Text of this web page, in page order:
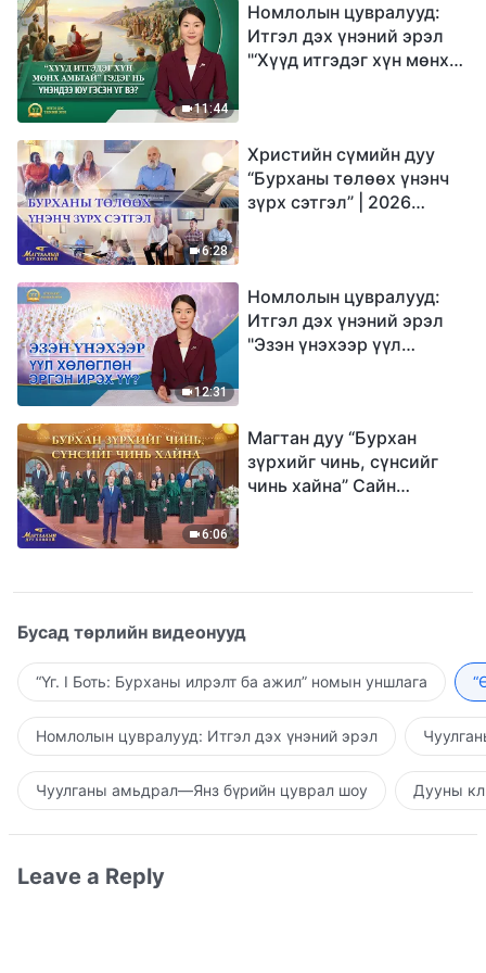
11:44
Номлолын цувралууд:
Итгэл дэх үнэний эрэл
"‘Хүүд итгэдэг хүн мөнх
6:28
Христийн сүмийн дуу
“Бурханы төлөөх үнэнч
зүрх сэтгэл” | 2026
12:31
Номлолын цувралууд:
Итгэл дэх үнэний эрэл
"Эзэн үнэхээр үүл
6:06
Магтан дуу “Бурхан
зүрхийг чинь, сүнсийг
чинь хайна” Сайн
Бусад төрлийн видеонууд
“Үг. I Боть: Бурханы илрэлт ба ажил” номын уншлага
Номлолын цувралууд: Итгэл дэх үнэний эрэл
Чуулганы амьдрал—Янз бүрийн цуврал шоу Дууны
Leave a Reply